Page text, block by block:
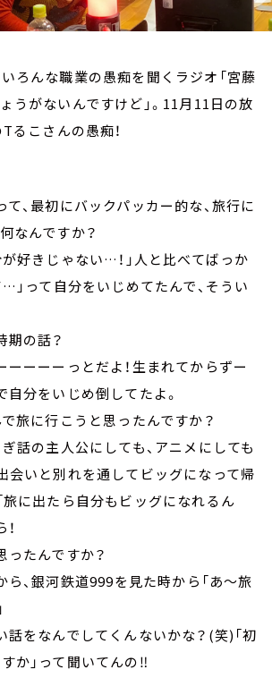
ろんな職業の愚痴を聞くラジオ「宮藤
うがないんですけど」。11月11日の放
るこさんの愚痴！
て、最初にバックパッカー的な、旅行に
なんですか？
が好きじゃない…！」人と比べてばっか
…」って自分をいじめてたんで、そうい
期の話？
ーーーーっとだよ！生まれてからずー
自分をいじめ倒してたよ。
で旅に行こうと思ったんですか？
ぎ話の主人公にしても、アニメにしても
会いと別れを通してビッグになって帰
旅に出たら自分もビッグになれるん
ったんですか？
ら、銀河鉄道999を見た時から「あ～旅
話をなんでしてくんないかな？(笑)「初
か」って聞いてんの‼